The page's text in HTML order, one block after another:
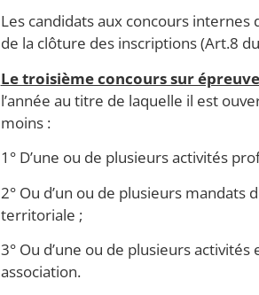
Les candidats aux concours
de la clôture des inscriptions (Art.8
Le troisième concours sur
l’année au titre de laquelle il est
moins :
1° D’une ou de plusieurs activités
2° Ou d’un ou de plusieurs mandats
territoriale ;
3° Ou d’une ou de plusieurs
association.